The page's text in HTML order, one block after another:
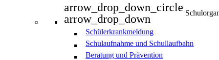
arrow_drop_down_circle
arrow_drop_down
Schülerkrankmeldung
Schulaufnahme und Schullaufbahn
Beratung und Prävention